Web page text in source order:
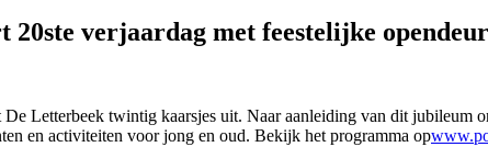
20ste verjaardag met feestelijke
Letterbeek twintig kaarsjes uit. Naar aanleiding van dit jubileum
en activiteiten voor jong en oud. Bekijk het programma op